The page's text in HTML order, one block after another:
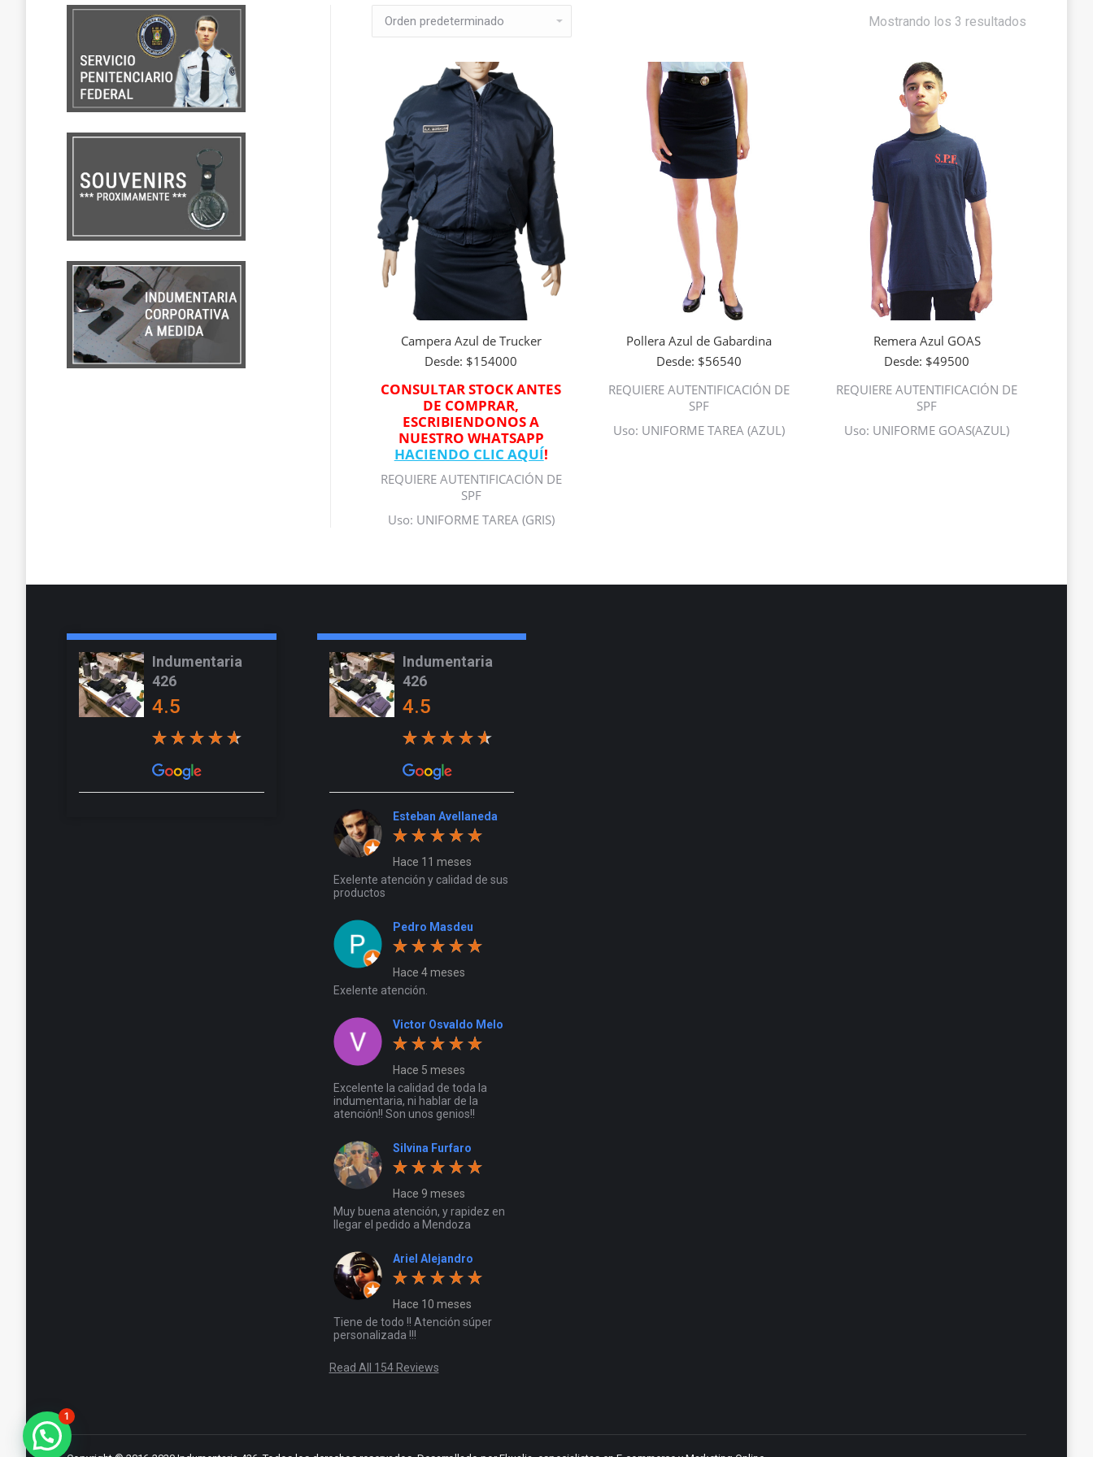
Mostrando los 3 resultados
Campera Azul de Trucker
Desde: $154000
CONSULTAR STOCK ANTES
DE COMPRAR,
ESCRIBIENDONOS A
NUESTRO WHATSAPP
HACIENDO CLIC AQUÍ!
REQUIERE AUTENTIFICACIÓN DE
SPF
Uso: UNIFORME TAREA (GRIS)
Pollera Azul de Gabardina
Desde: $56540
REQUIERE AUTENTIFICACIÓN DE
SPF
Uso: UNIFORME TAREA (AZUL)
Remera Azul GOAS
Desde: $49500
REQUIERE AUTENTIFICACIÓN DE
SPF
Uso: UNIFORME GOAS(AZUL)
Indumentaria
426
4.5
Indumentaria
426
4.5
Esteban Avellaneda
Hace 11 meses
Exelente atención y calidad de sus
productos
Pedro Masdeu
Hace 4 meses
Exelente atención.
Victor Osvaldo Melo
Hace 5 meses
Excelente la calidad de toda la
indumentaria, ni hablar de la
atención!! Son unos genios!!
Silvina Furfaro
Hace 9 meses
Muy buena atención, y rapidez en
llegar el pedido a Mendoza
Ariel Alejandro
Hace 10 meses
Tiene de todo !! Atención súper
personalizada !!!
Read All 154 Reviews
1